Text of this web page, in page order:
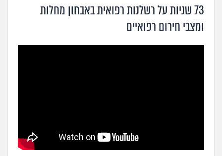
73 שניות על רשלנות רפואית באבחון מחלות
ומצבי חירום רפואיים